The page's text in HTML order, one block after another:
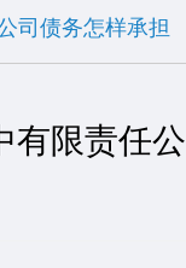
司债务怎样承担
有限责任